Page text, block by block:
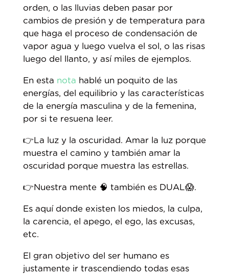
orden, o las lluvias deben pasar por
cambios de presión y de temperatura para
que haga el proceso de condensación de
vapor agua y luego vuelva el sol, o las risas
luego del llanto, y así miles de ejemplos.
En esta nota hablé un poquito de las
energías, del equilibrio y las características
de la energía masculina y de la femenina,
por si te resuena leer.
👉La luz y la oscuridad. Amar la luz porque
muestra el camino y también amar la
oscuridad porque muestra las estrellas.
👉Nuestra mente 🧠 también es DUAL😱.
Es aquí donde existen los miedos, la culpa,
la carencia, el apego, el ego, las excusas,
etc.
El gran objetivo del ser humano es
justamente ir trascendiendo todas esas